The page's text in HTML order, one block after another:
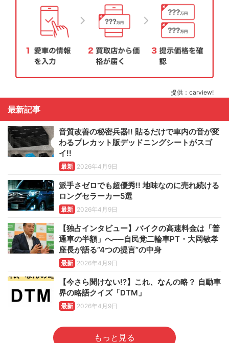
提供：carview!
最新記事
音質改善の秘密兵器!! 貼るだけで車内の音が変
わるプレカット版デッドニングシートがスゴ
イ!!
最新 2026年4月9日
派手さゼロでも超優秀!! 地味なのに売れ続ける
ロングセラーカー5選
最新 2026年4月9日
【独占インタビュー】バイクの高速料金は「普
通車の半額」へ──自民党二輪車PT・大岡敏孝
座長が語る”4つの提言”の中身
最新 2026年4月9日
【今さら聞けない!?】これ、なんの略？ 自動車
界の略語クイズ「DTM」
最新 2026年4月9日
もっと見る